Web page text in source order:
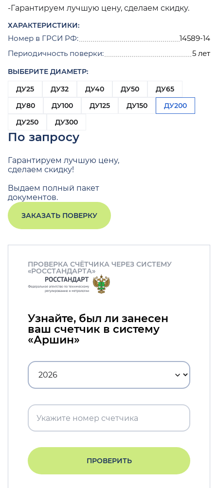
-Гарантируем лучшую цену, сделаем скидку.
ХАРАКТЕРИСТИКИ:
Номер в ГРСИ РФ:
14589-14
Периодичность поверки:
5 лет
ВЫБЕРИТЕ ДИАМЕТР:
ДУ25
ДУ32 ДУ40 ДУ50
ДУ65
ДУ80
ДУ100 ДУ125 ДУ150
ДУ200
ДУ250
ДУ300
По запросу
Гарантируем лучшую цену,
сделаем скидку!
Выдаем полный пакет
документов.
ЗАКАЗАТЬ ПОВЕРКУ
ПРОВЕРКА СЧЁТЧИКА ЧЕРЕЗ СИСТЕМУ
«РОССТАНДАРТА»
Узнайте, был ли занесен
ваш счетчик в систему
«Аршин»
ПРОВЕРИТЬ